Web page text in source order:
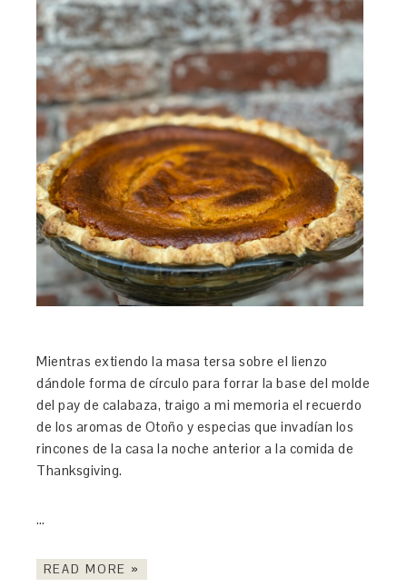
Mientras extiendo la masa tersa sobre el lienzo
dándole forma de círculo para forrar la base del molde
del pay de calabaza, traigo a mi memoria el recuerdo
de los aromas de Otoño y especias que invadían los
rincones de la casa la noche anterior a la comida de
Thanksgiving.
…
READ MORE »